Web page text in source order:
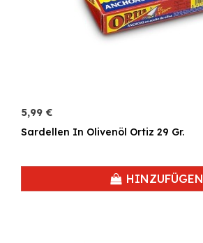
5,99 €
Sardellen In Olivenöl Ortiz 29 Gr.
HINZUFÜGEN